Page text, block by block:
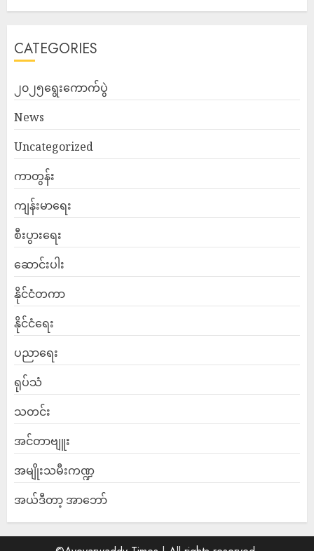
CATEGORIES
၂၀၂၅ရွေးကောက်ပွဲ
News
Uncategorized
ကာတွန်း
ကျန်းမာရေး
စီးပွားရေး
ဆောင်းပါး
နိုင်ငံတကာ
နိုင်ငံရေး
ပညာရေး
ရုပ်သံ
သတင်း
အင်တာဗျူး
အမျိုးသမီးကဏ္ဍ
အယ်ဒီတာ့ အာဘော်